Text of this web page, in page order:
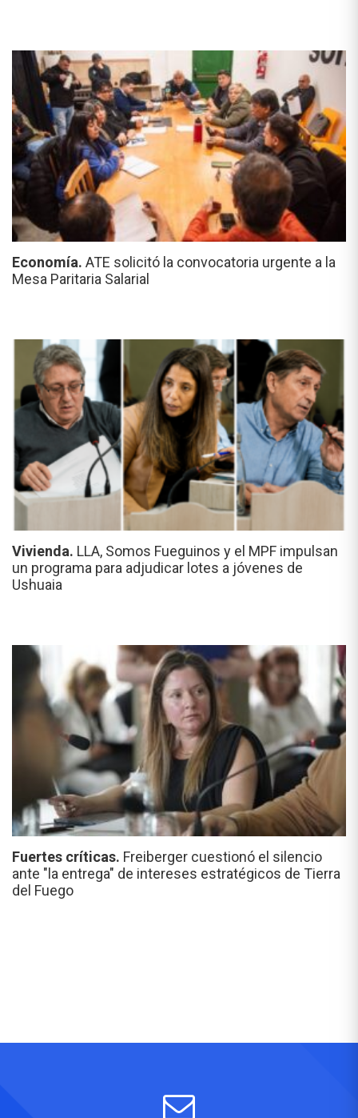
Economía. ATE solicitó la convocatoria urgente a la
Mesa Paritaria Salarial
Vivienda. LLA, Somos Fueguinos y el MPF impulsan
un programa para adjudicar lotes a jóvenes de
Ushuaia
Fuertes críticas. Freiberger cuestionó el silencio
ante "la entrega" de intereses estratégicos de Tierra
del Fuego